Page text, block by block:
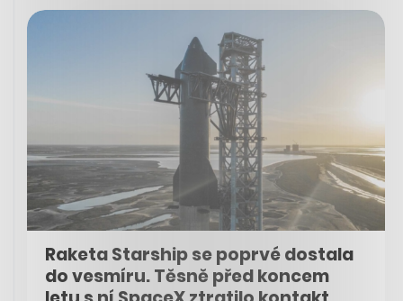
Raketa Starship se poprvé dostala
do vesmíru. Těsně před koncem